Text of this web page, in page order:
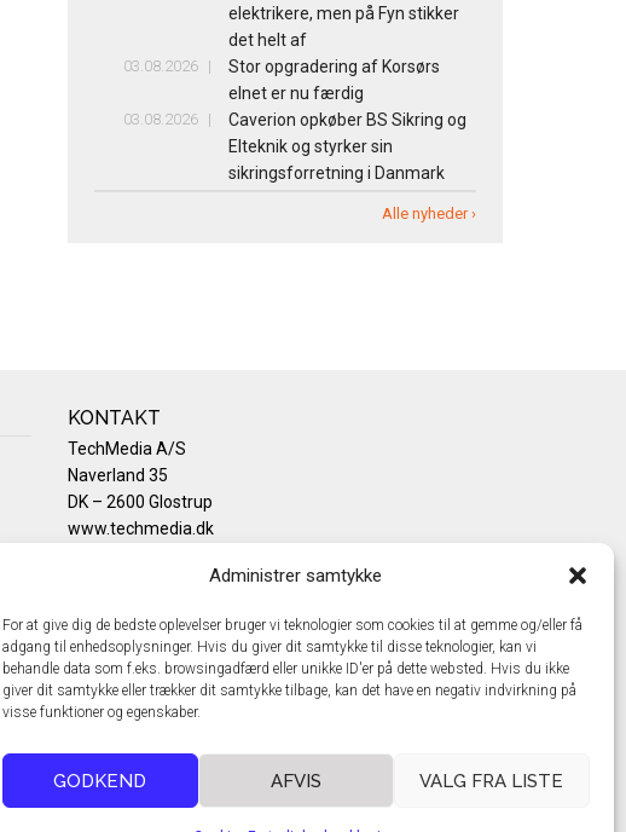
Administrer samtykke
For at give dig de bedste oplevelser bruger vi teknologier som cookies til at gemme og/eller få
adgang til enhedsoplysninger. Hvis du giver dit samtykke til disse teknologier, kan vi
behandle data som f.eks. browsingadfærd eller unikke ID'er på dette websted. Hvis du ikke
giver dit samtykke eller trækker dit samtykke tilbage, kan det have en negativ indvirkning på
visse funktioner og egenskaber.
GODKEND AFVIS VALG FRA LISTE
elektrikere, men på Fyn stikker
det helt af
03.08.2026
Stor opgradering af Korsørs
elnet er nu færdig
03.08.2026
Caverion opkøber BS Sikring og
Elteknik og styrker sin
sikringsforretning i Danmark
Alle nyheder ›
KONTAKT
TechMedia A/S
Naverland 35
DK – 2600 Glostrup
www.techmedia.dk
info@techmedia.dk
Cookiepolitik